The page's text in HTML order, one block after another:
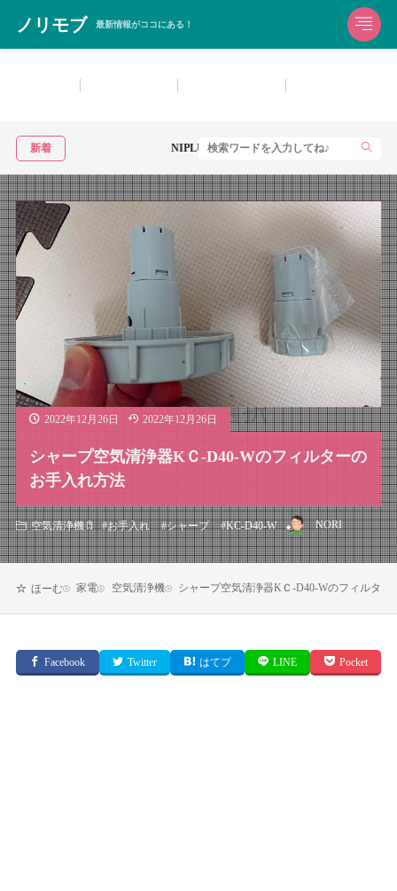
ノリモブ 最新情報がココにある！
新着 NIPLUX HAND MOMIをレビュー！手の疲れにおすすめのハ
2022年12月26日 2022年12月26日
シャープ空気清浄器KＣ-D40-Wのフィルターの
お手入れ方法
空気清浄機 #お手入れ #シャープ #KC-D40-W NORI
ほーむ 家電 空気清浄機 シャープ空気清浄器KＣ-D40-Wのフィルター
Facebook Twitter はてブ LINE Pocket